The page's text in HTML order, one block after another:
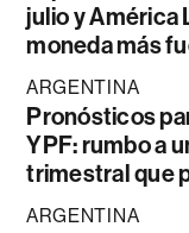
julio y América
moneda más
ARGENTINA
Pronósticos
YPF: rumbo a
trimestral que
ARGENTINA